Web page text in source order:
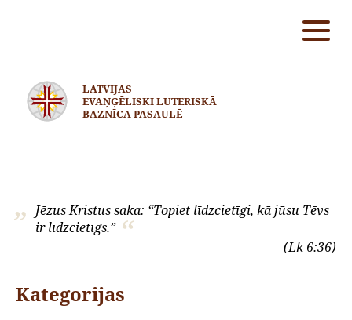
LATVIJAS
EVAŅĢĒLISKI LUTERISKĀ
BAZNĪCA PASAULĒ
Jēzus Kristus saka: “Topiet līdzcietīgi, kā jūsu Tēvs
ir līdzcietīgs.”
(Lk 6:36)
Kategorijas